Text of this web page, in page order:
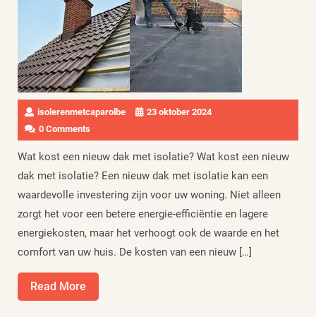
isolerenmetcaparolbe
23 oktober 2024
0 Comments
Wat kost een nieuw dak met isolatie? Wat kost een nieuw
dak met isolatie? Een nieuw dak met isolatie kan een
waardevolle investering zijn voor uw woning. Niet alleen
zorgt het voor een betere energie-efficiëntie en lagere
energiekosten, maar het verhoogt ook de waarde en het
comfort van uw huis. De kosten van een nieuw […]
Read More
More